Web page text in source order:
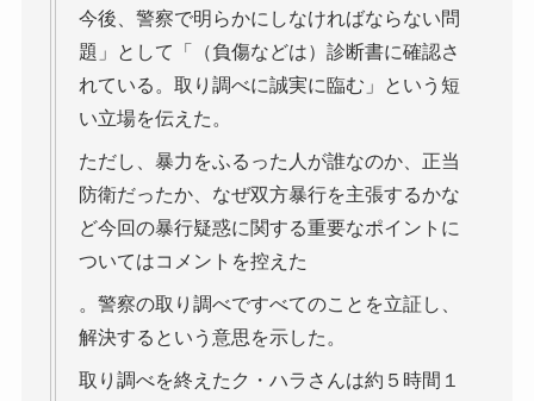
今後、警察で明らかにしなければならない問
題」として「（負傷などは）診断書に確認さ
れている。取り調べに誠実に臨む」という短
い立場を伝えた。
ただし、暴力をふるった人が誰なのか、正当
防衛だったか、なぜ双方暴行を主張するかな
ど今回の暴行疑惑に関する重要なポイントに
ついてはコメントを控えた
。警察の取り調べですべてのことを立証し、
解決するという意思を示した。
取り調べを終えたク・ハラさんは約５時間１